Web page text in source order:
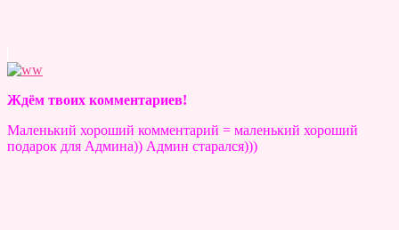
Ждём твоих комментариев!
Маленький хороший комментарий = маленький хороший
подарок для Админа)) Админ старался)))